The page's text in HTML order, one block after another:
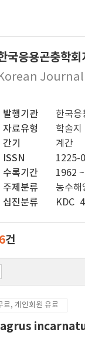
국응용곤충학
발행기관
한국응
자료유형
학술지
간기
계간
ISSN
1225-
수록기간
1962
주제분류
농수해
십진분류 KDC
6건
료, 개인회원 유료